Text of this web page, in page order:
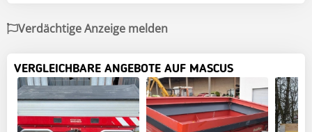
Verdächtige Anzeige melden
VERGLEICHBARE ANGEBOTE AUF MASCUS